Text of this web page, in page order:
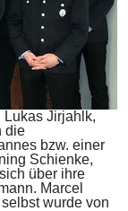
Lukas Jirjahlk,
die
bzw. einer
Schienke,
über ihre
Marcel
wurde von